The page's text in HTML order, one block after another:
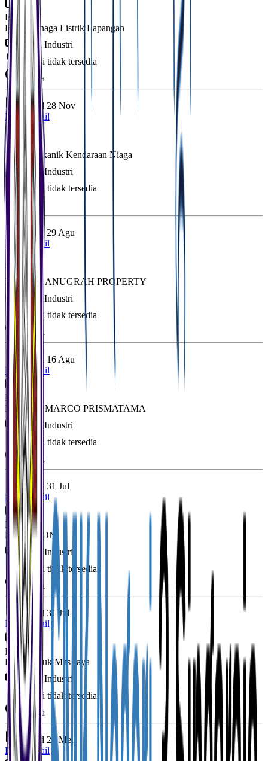
Full Time
Loker Tenaga Listrik Lapangan
Mitra Industri
Lokasi tidak tersedia
Segera
Posted 28 Nov
Lihat Detail
Full Time
Loker Mekanik Kendaraan Niaga
Mitra Industri
Lokasi tidak tersedia
Segera
Posted 29 Agu
Lihat Detail
Full Time
PT. BALI ANUGRAH PROPERTY
Mitra Industri
Lokasi tidak tersedia
Segera
Posted
16 Agu
Lihat Detail
Full Time
PT. INDOMARCO PRISMATAMA
Mitra Industri
Lokasi tidak tersedia
Segera
Posted
31 Jul
Lihat Detail
Full Time
POLYTRON
Mitra Industri
Lokasi tidak tersedia
Segera
Posted 31 Jul
Lihat Detail
Full Time
PT. Muncuk Mas Jaya
Mitra Industri
Lokasi tidak tersedia
Segera
Posted 26 Mei
Lihat Detail